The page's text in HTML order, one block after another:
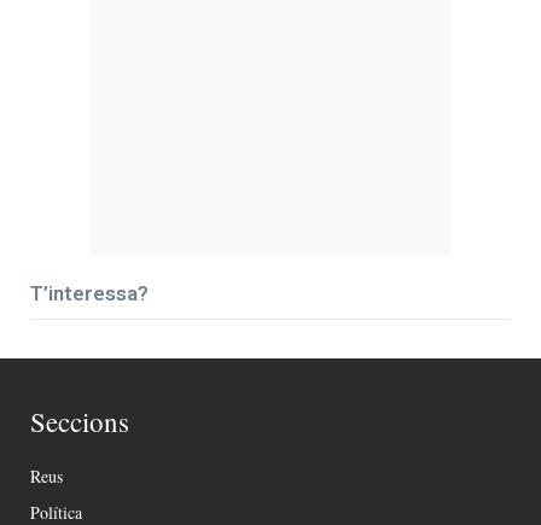
T’interessa?
Seccions
Reus
Política